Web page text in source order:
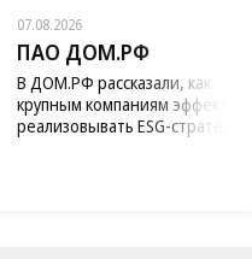
07.08.2026
ПАО ДОМ.РФ
В ДОМ.РФ рассказали, как
крупным компаниям
реализовывать ESG-стратегию